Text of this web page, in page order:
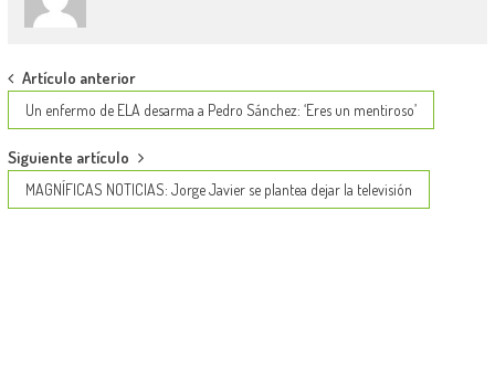
Post
navigation
Artículo anterior
Un enfermo de ELA desarma a Pedro Sánchez: ‘Eres un mentiroso’
Siguiente artículo
MAGNÍFICAS NOTICIAS: Jorge Javier se plantea dejar la televisión